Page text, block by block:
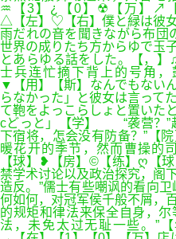
♒【3】¿【0】☢【万】↗
△【左】♡【右】僕と緑は彼女
雨だれの音を聞きながら布団
世界の成りたち方からゆで玉
とあらゆる話をした。【，
士兵连忙摘下背上的号角，
▼【用】【斯】なんでもない
らなかった」と彼女は言って
て鞄をよっこらしょと置いた
cどっと」【学】 “袭营？”
下宿将，怎会没有防备？”
暖花开的季节，然而曹操的
【球】❥【房】©【练】ღ
禁学术讨论以及政治探究，阁
造反。”儒士有些嘲讽的看向
何如何，对冠军侯千般不屑，
的规矩和律法来保全自身，
法，未免太过无耻一些。”